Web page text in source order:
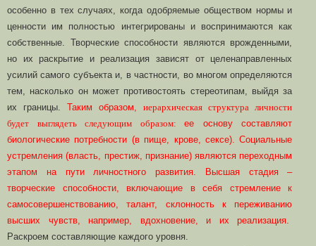
особенно в тех случаях, когда одобряемые обществом нормы и
ценности им полностью интегрированы и воспринимаются как
собственные. Творческие способности являются врожденными,
но их раскрытие и реализация зависят от целенаправленных
усилий самого субъекта и, в частности, во многом определяются
тем, насколько он может противостоять стереотипам, выйдя за
их границы.Таким образом,иерархическая структура личности
будет выглядеть следующим образом:ее основу составляют
биологические потребности (в пище, крове, сексе). Социальные
устремления (власть, престиж, признание) являются переходным
этапом на пути личностного развития. Высшая стадия –
творческие способности, включающие в себя стремление к
самосовершенствованию, талант, склонность к переживанию
высших чувств, например, вдохновение, и их реализация.
Раскроем составляющие каждого уровня.